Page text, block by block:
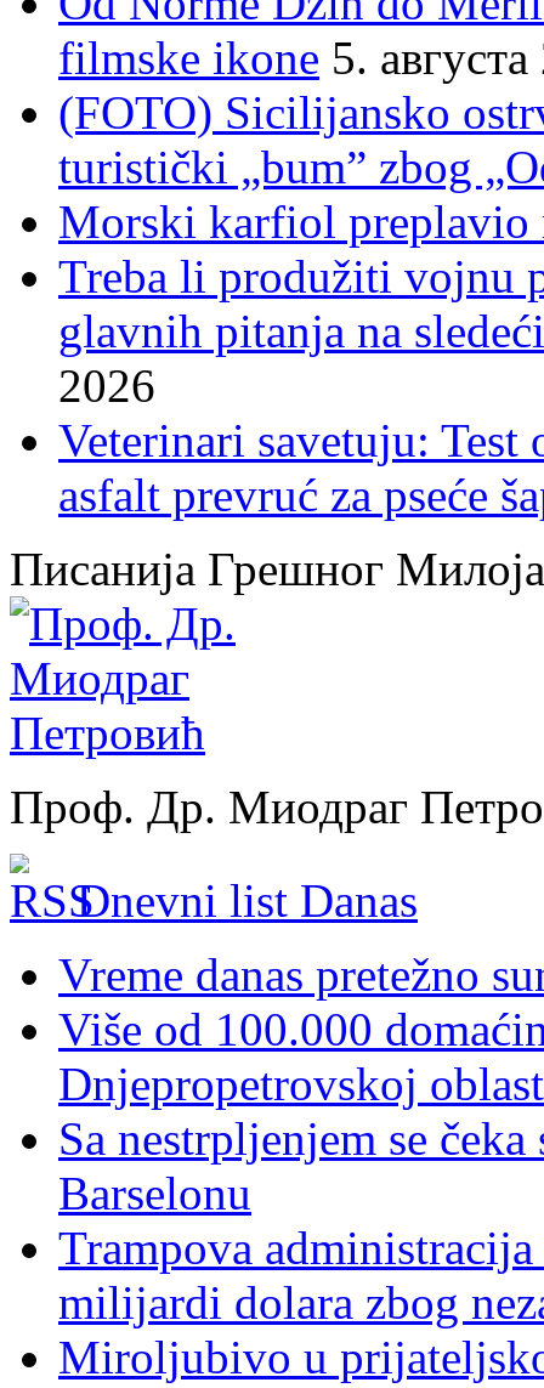
filmske ikone 5.
(FOTO) Sicilijansko
turistički „bum” zbog
Morski karfiol preplavio
Treba li produžiti vojnu
glavnih pitanja na
2026
Veterinari savetuju:
asfalt prevruć za pseće
Писанија Грешног Милоја
Проф. Др. Миодраг
Dnevni list Danas
Vreme danas pretežno
Više od 100.000
Dnjepropetrovskoj
Sa nestrpljenjem se
Barselonu
Trampova
milijardi dolara zbog
Miroljubivo u